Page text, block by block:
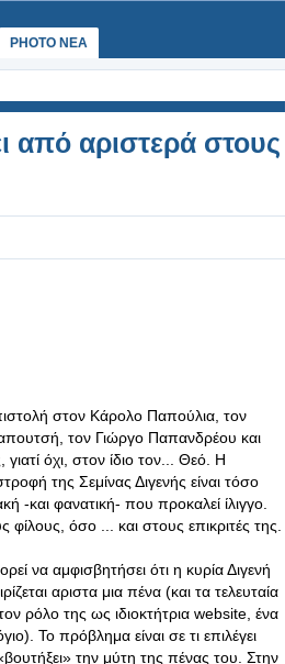
PHOTO NEA
από αριστερά στους
στον Κάρολο Παπούλια, τον
τον Γιώργο Παπανδρέου και
όχι, στον ίδιο τον... Θεό. Η
της Σεμίνας Διγενής είναι τόσο
-και φανατική- που προκαλεί ίλιγγο.
φίλους, όσο ... και στους επικριτές της.
να αμφισβητήσει ότι η κυρία Διγενή
αριστα μια πένα (και τα τελευταία
ρόλο της ως ιδιοκτήτρια website, ένα
Το πρόβλημα είναι σε τι επιλέγει
την μύτη της πένας του. Στην